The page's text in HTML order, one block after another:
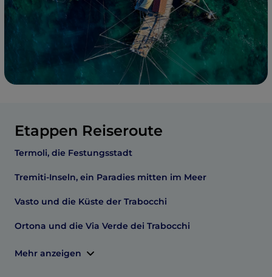
Etappen Reiseroute
Termoli, die Festungsstadt
Tremiti-Inseln, ein Paradies mitten im Meer
Vasto und die Küste der Trabocchi
Ortona und die Via Verde dei Trabocchi
Mehr anzeigen